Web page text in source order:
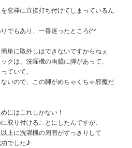
窓枠に直接打ち付けてしまっているん
でもあり、一番迷ったところ(^^ゞ
単に取外しはできないですからねぇ
クは、洗濯機の両脇に脚があって、
ていて。
いので、この脚がめちゃくちゃ邪魔だ
にはこれしかない！
取り付けることにしたんですが、
上に洗濯機の周囲がすっきりして
でした♪